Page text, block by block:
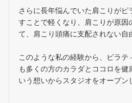
さらに長年悩んでいた肩こりがピ
すことで軽くなり、肩こりが原因
て、肩こり頭痛に支配されない自
このような私の経験から、ピラテ
も多くの方のカラダとココロを健
いう想いからスタジオをオープン